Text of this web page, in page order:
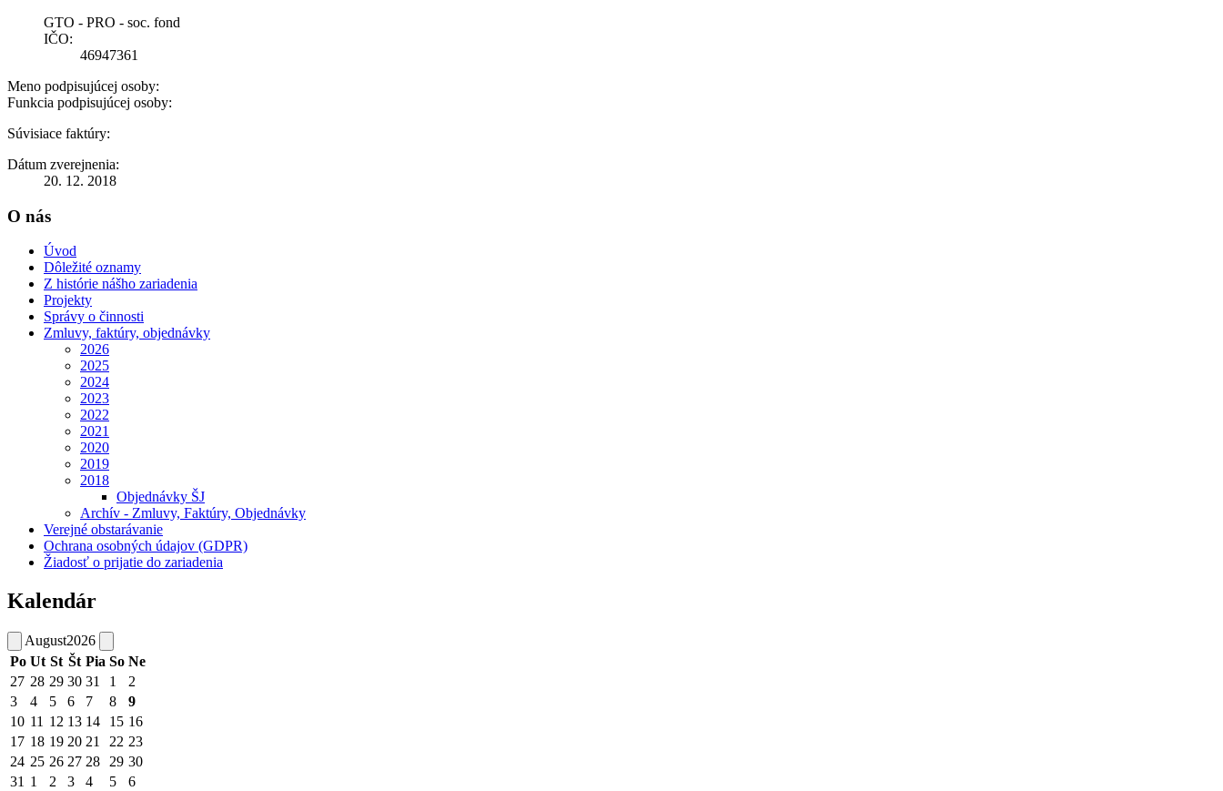
GTO - PRO - soc. fond
IČO:
46947361
Meno podpisujúcej osoby:
Funkcia podpisujúcej osoby:
Súvisiace faktúry:
Dátum zverejnenia:
20. 12. 2018
O nás
Úvod
Dôležité oznamy
Z histórie nášho zariadenia
Projekty
Správy o činnosti
Zmluvy, faktúry, objednávky
2026
2025
2024
2023
2022
2021
2020
2019
2018
Objednávky ŠJ
Archív - Zmluvy, Faktúry, Objednávky
Verejné obstarávanie
Ochrana osobných údajov (GDPR)
Žiadosť o prijatie do zariadenia
Kalendár
August2026
Po Ut St Št Pia So Ne
27 28 29 30 31 1
2
3
4 5 6 7 8
9
10 11 12 13 14 15 16
17 18 19 20 21 22 23
24 25 26 27 28 29 30
31 1 2 3 4 5 6